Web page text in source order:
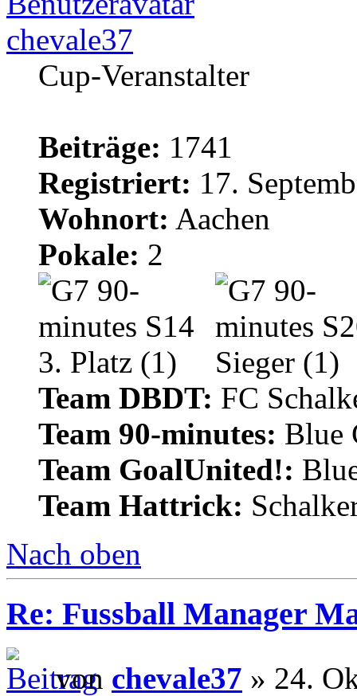
chevale37
Cup-Veranstalter
Beiträge: 1741
Registriert: 17.
Wohnort: Aachen
Pokale: 2
Team DBDT: FC
Team 90-minutes: Blue
Team GoalUnited!:
Team Hattrick:
Nach oben
Re: Fussball Manager
von chevale37 » 24.